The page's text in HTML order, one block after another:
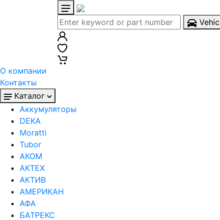
О компании
Контакты
Каталог
Аккумуляторы
DEKA
Moratti
Tubor
АКОМ
АКТЕХ
АКТИВ
АМЕРИКАН
АФА
БАТРЕКС